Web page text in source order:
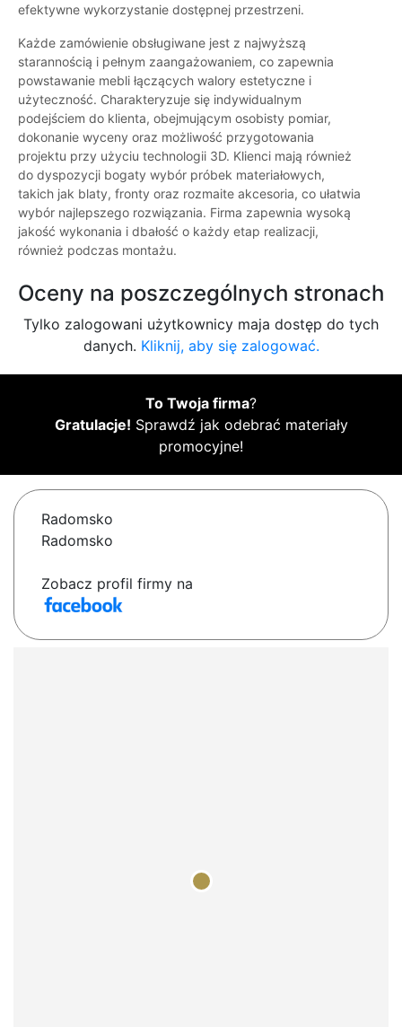
efektywne wykorzystanie dostępnej przestrzeni.
Każde zamówienie obsługiwane jest z najwyższą
starannością i pełnym zaangażowaniem, co zapewnia
powstawanie mebli łączących walory estetyczne i
użyteczność. Charakteryzuje się indywidualnym
podejściem do klienta, obejmującym osobisty pomiar,
dokonanie wyceny oraz możliwość przygotowania
projektu przy użyciu technologii 3D. Klienci mają również
do dyspozycji bogaty wybór próbek materiałowych,
takich jak blaty, fronty oraz rozmaite akcesoria, co ułatwia
wybór najlepszego rozwiązania. Firma zapewnia wysoką
jakość wykonania i dbałość o każdy etap realizacji,
również podczas montażu.
Oceny na poszczególnych stronach
Tylko zalogowani użytkownicy maja dostęp do tych
danych. Kliknij, aby się zalogować.
To Twoja firma?
Gratulacje! Sprawdź jak odebrać materiały
promocyjne!
Radomsko
Radomsko
Zobacz profil firmy na